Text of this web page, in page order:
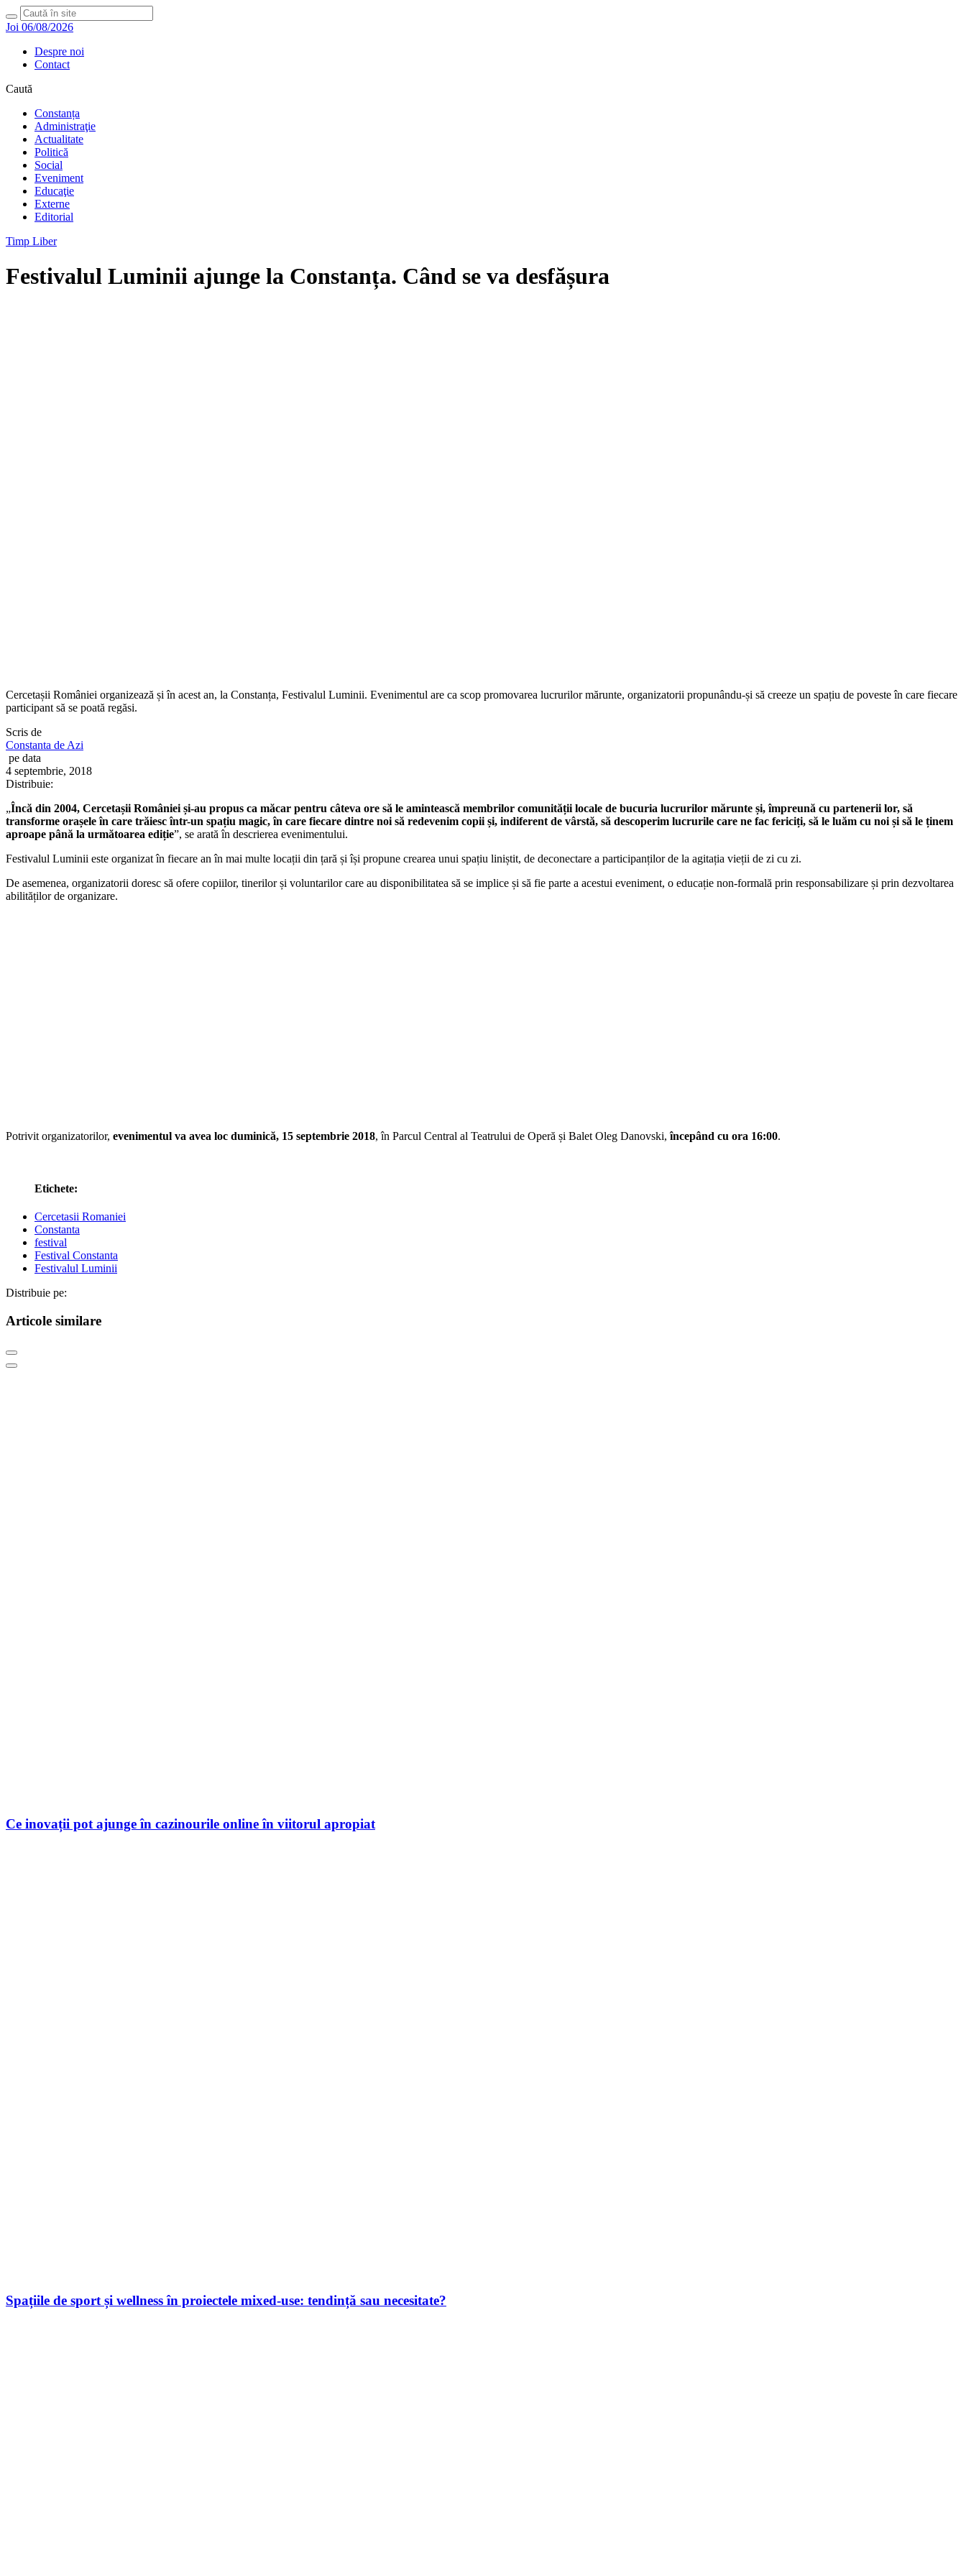
Joi 06/08/2026
Despre noi
Contact
Caută
Constanța
Administraţie
Actualitate
Politică
Social
Eveniment
Educaţie
Externe
Editorial
Timp Liber
Festivalul Luminii ajunge la Constanța. Când se va desfășura
Cercetașii României organizează și în acest an, la Constanța, Festivalul Luminii. Evenimentul are ca scop promovarea lucrurilor mărunte, organizatorii propunându-și să creeze un spațiu de poveste în care fiecare
participant să se poată regăsi.
Scris de
Constanta de Azi
pe data
4 septembrie, 2018
Distribuie:
„Încă din 2004, Cercetașii României și-au propus ca măcar pentru câteva ore să le amintească membrilor comunității locale de bucuria lucrurilor mărunte și, împreună cu partenerii lor, să
transforme orașele în care trăiesc într-un spațiu magic, în care fiecare dintre noi să redevenim copii și, indiferent de vârstă, să descoperim lucrurile care ne fac fericiți, să le luăm cu noi și să le ținem
aproape până la următoarea ediție”, se arată în descrierea evenimentului.
Festivalul Luminii este organizat în fiecare an în mai multe locații din țară și își propune crearea unui spațiu liniștit, de deconectare a participanților de la agitația vieții de zi cu zi.
De asemenea, organizatorii doresc să ofere copiilor, tinerilor și voluntarilor care au disponibilitatea să se implice și să fie parte a acestui eveniment, o educație non-formală prin responsabilizare și prin dezvoltarea
abilităților de organizare.
Potrivit organizatorilor, evenimentul va avea loc duminică, 15 septembrie 2018, în Parcul Central al Teatrului de Operă și Balet Oleg Danovski,începând cu ora 16:00.
Etichete:
Cercetasii Romaniei
Constanta
festival
Festival Constanta
Festivalul Luminii
Distribuie pe:
Articole similare
Ce inovații pot ajunge în cazinourile online în viitorul apropiat
Spațiile de sport și wellness în proiectele mixed-use: tendință sau necesitate?